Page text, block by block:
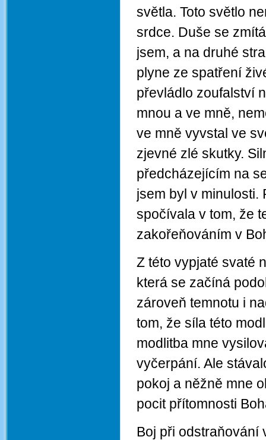
světla. Toto světlo
srdce. Duše se
jsem, a na druhé
plyne ze spatření
převládlo zoufalství
mnou a ve mně,
ve mně vyvstal ve
zjevné zlé skutky.
předcházejícím na
jsem byl v minulosti.
spočívala v tom, že
zakořeňováním v
Z této vypjaté svaté
která se začíná
zároveň temnotu i
tom, že síla této
modlitba mne
vyčerpání. Ale
pokoj a něžně mne
pocit přítomnosti
Boj při odstraňování